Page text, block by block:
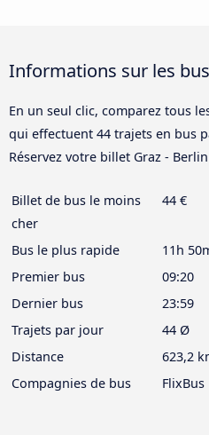
Informations sur les
En un seul clic, comparez tous
qui effectuent 44 trajets en bus
Réservez votre billet Graz -
Billet de bus le moins
cher
44 €
Bus le plus rapide
11h
Premier bus
09:20
Dernier bus
23:59
Trajets par jour
44 Ø
Distance
623,2
Compagnies de bus
FlixBus